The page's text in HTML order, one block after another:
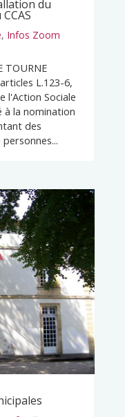
du
, Infos Zoom
TOURNE
L.123-6,
l'Action Sociale
à la nomination
des